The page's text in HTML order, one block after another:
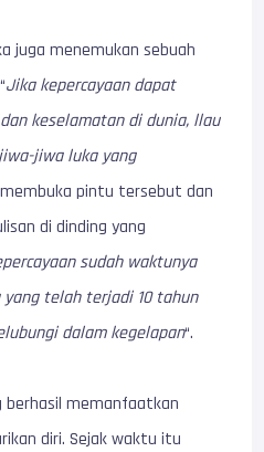
juga menemukan sebuah
Jika kepercayaan dapat
keselamatan di dunia, llau
jiwa luka yang
membuka pintu tersebut dan
di dinding yang
sudah waktunya
telah terjadi 10 tahun
dalam kegelapan“.
berhasil memanfaatkan
diri. Sejak waktu itu